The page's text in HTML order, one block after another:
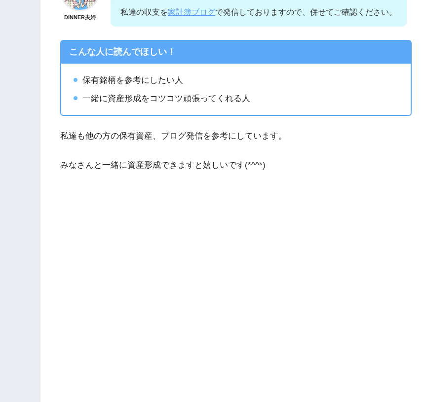
DINNER夫婦
私達の収支を家計簿ブログで発信しておりますので、併せてご確認ください。
こんな人に読んでほしい！
保有銘柄を参考にしたい人
一緒に資産形成をコツコツ頑張ってくれる人
私達も他の方の保有資産、ブログ発信を参考にしています。
みなさんと一緒に資産形成できますと嬉しいです(*^^*)